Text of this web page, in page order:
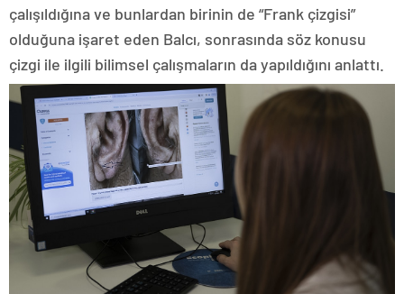
çalışıldığına ve bunlardan birinin de “Frank çizgisi”
olduğuna işaret eden Balcı, sonrasında söz konusu
çizgi ile ilgili bilimsel çalışmaların da yapıldığını anlattı.